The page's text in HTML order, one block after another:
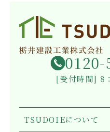
[受付時間] 8
TSUDOIEについて